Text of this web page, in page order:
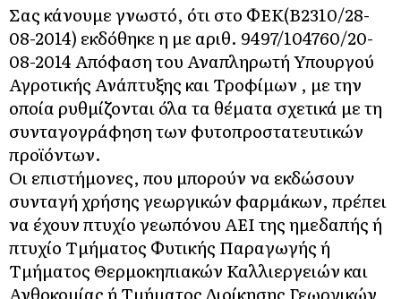
Σας κάνουμε γνωστό, ότι στο ΦΕΚ(Β΄2310/28-
08-2014) εκδόθηκε η με αριθ. 9497/104760/20-
08-2014 Απόφαση του Αναπληρωτή Υπουργού
Αγροτικής Ανάπτυξης και Τροφίμων , με την
οποία ρυθμίζονται όλα τα θέματα σχετικά με τη
συνταγογράφηση των φυτοπροστατευτικών
προϊόντων.
Οι επιστήμονες, που μπορούν να εκδώσουν
συνταγή χρήσης γεωργικών φαρμάκων, πρέπει
να έχουν πτυχίο γεωπόνου ΑΕΙ της ημεδαπής ή
πτυχίο Τμήματος Φυτικής Παραγωγής ή
Τμήματος Θερμοκηπιακών Καλλιεργειών και
Ανθοκομίας ή Τμήματος Διοίκησης Γεωργικών